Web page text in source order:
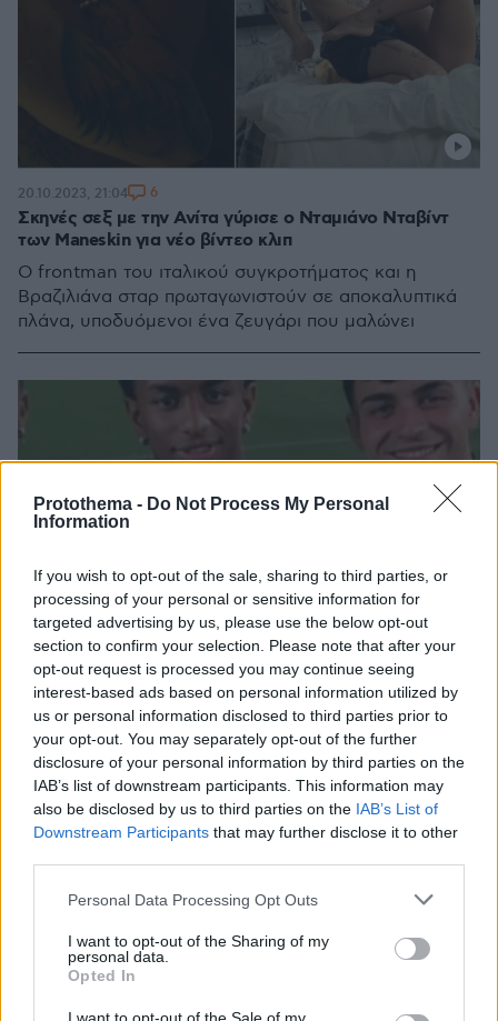
Protothema - Do Not Process My Personal
Information
If you wish to opt-out of the sale, sharing to third parties, or
processing of your personal or sensitive information for
targeted advertising by us, please use the below opt-out
section to confirm your selection. Please note that after your
opt-out request is processed you may continue seeing
interest-based ads based on personal information utilized by
us or personal information disclosed to third parties prior to
your opt-out. You may separately opt-out of the further
disclosure of your personal information by third parties on the
IAB’s list of downstream participants. This information may
also be disclosed by us to third parties on the IAB’s List of
Downstream Participants that may further disclose it to other
Please note that this website/app uses one or more Google
not limited to your visit or usage behaviour. You may click to
grant or deny consent to Google and its third-party tags to
use your data for below specified purposes in below Google
consent section.
Personal Data Processing Opt Outs
I want to opt-out of the Sharing of my
personal data.
Opted In
Σκηνές σεξ με την Ανίτα γύρισε ο Νταμιάνο Νταβίντ
των Maneskin για νέο βίντεο κλιπ
Ο frontman του ιταλικού συγκροτήματος και η
Βραζιλιάνα σταρ πρωταγωνιστούν σε αποκαλυπτικά
πλάνα, υποδυόμενοι ένα ζευγάρι που μαλώνει
20.10.2023, 21:04 6
Η Ανίτα έμαθε τα «αστέρια» της Μπαρτσελόνα να
Η Βραζιλιάνα τραγουδίστρια επισκέφτηκε την
αποστολή της Μπαρτσελόνα στο Λος Άντζελες
26.07.2023, 21:42 3